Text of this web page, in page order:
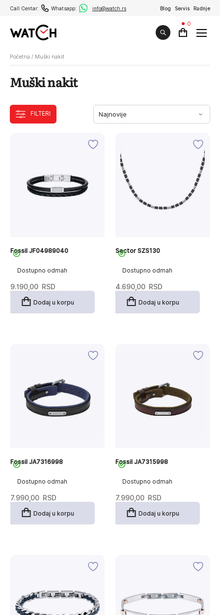
Call Centar: Whatsapp: info@watch.rs Blog Servis Radnje
0
Početna / Muški nakit
Muški nakit
FILTERI
Dostupno odmah
Fossil JF04989040
9.190,00 RSD
Dodaj u korpu
Dostupno odmah
Sector SZS130
4.690,00 RSD
Dodaj u korpu
Dostupno odmah
Fossil JA7316998
7.990,00 RSD
Dodaj u korpu
Dostupno odmah
Fossil JA7315998
7.990,00 RSD
Dodaj u korpu